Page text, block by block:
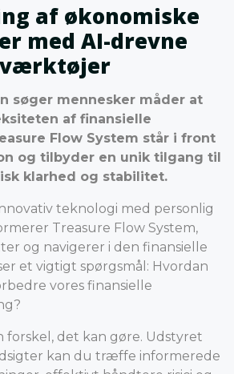
af økonomiske
med AI-drevne
værktøjer
søger mennesker måder at
af finansielle
Flow System står i front
og tilbyder en unik tilgang til
klarhed og stabilitet.
teknologi med personlig
Treasure Flow System,
og navigerer i den finansielle
et vigtigt spørgsmål: Hvordan
vores finansielle
forskel, det kan gøre. Udstyret
kan du træffe informerede